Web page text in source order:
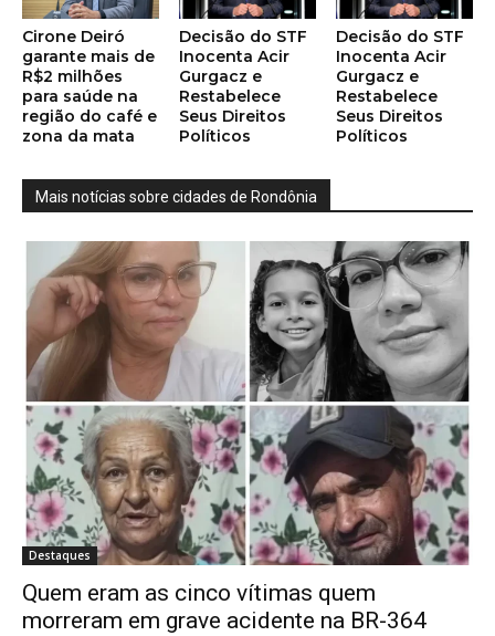
Cirone Deiró
garante mais de
R$2 milhões
para saúde na
região do café e
zona da mata
Decisão do STF
Inocenta Acir
Gurgacz e
Restabelece
Seus Direitos
Políticos
Decisão do STF
Inocenta Acir
Gurgacz e
Restabelece
Seus Direitos
Políticos
Mais notícias sobre cidades de Rondônia
Destaques
Quem eram as cinco vítimas quem
morreram em grave acidente na BR-364